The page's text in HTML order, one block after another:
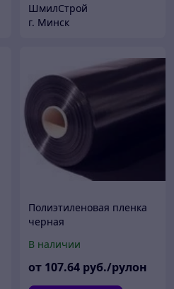
ШмилСтрой
г. Минск
Полиэтиленовая пленка
черная
В наличии
от 107.64 руб./рулон